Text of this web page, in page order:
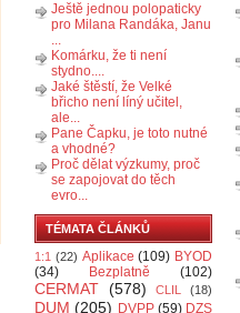
Ještě jednou polopaticky
pro Milana Randáka, Janu
...
Komárku, že ti není
stydno....
Jaké štěstí, že Velké
břicho není líný učitel,
ale...
Pane Čapku, je toto nutné
a vhodné?
Proč dělat výzkumy, proč
se zapojovat do těch
evro...
TÉMATA ČLÁNKŮ
1:1 (22) Aplikace (109) BYOD
(34)
Bezplatně (102)
CERMAT (578) CLIL (18)
DUM (205) DVPP (59) DZS